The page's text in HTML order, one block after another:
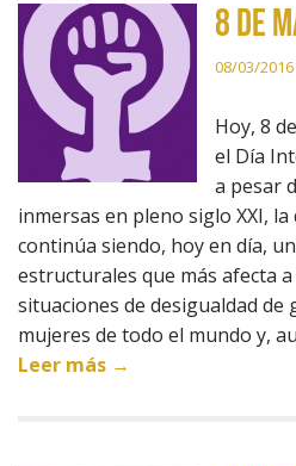
8 de
08/03/2016
Hoy, 8
el Día
a pesar
inmersas en pleno siglo XXI,
continúa siendo, hoy en día,
estructurales que más afecta
situaciones de desigualdad de
mujeres de todo el mundo y,
Leer más →